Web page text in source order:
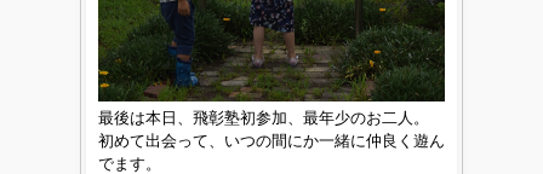
最後は本日、飛彰塾初参加、最年少のお二人。
初めて出会って、いつの間にか一緒に仲良く遊ん
でます。